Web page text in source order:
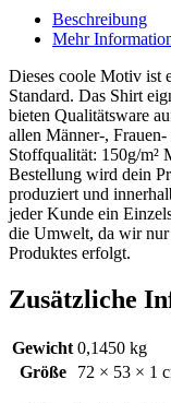
Beschreibung
Mehr
Dieses coole Motiv ist
Standard. Das Shirt
bieten Qualitätsware
allen Männer-,
Stoffqualität: 150g/m²
Bestellung wird dein
produziert und
jeder Kunde ein
die Umwelt, da wir nur
Produktes erfolgt.
Zusätzliche
Gewicht 0,1450 kg
Größe
72 × 53 × 1